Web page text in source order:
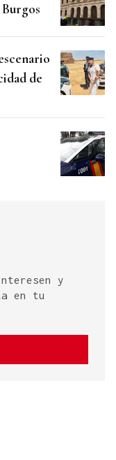
de
y
en tu